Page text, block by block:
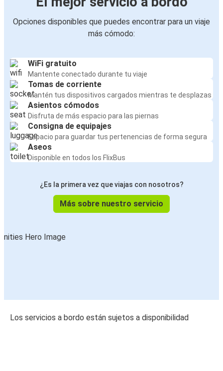
Opciones disponibles que puedes encontrar para un viaje
más cómodo:
WiFi gratuito
Mantente conectado durante tu viaje
Tomas de corriente
Mantén tus dispositivos cargados mientras te desplazas
Asientos cómodos
Disfruta de más espacio para las piernas
Consigna de equipajes
Espacio para guardar tus pertenencias de forma segura
Aseos
Disponible en todos los FlixBus
¿Es la primera vez que viajas con nosotros?
Más sobre nuestro servicio
Los servicios a bordo están sujetos a disponibilidad